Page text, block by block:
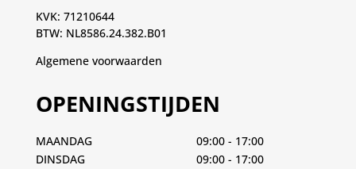
KVK: 71210644
BTW: NL8586.24.382.B01
Algemene voorwaarden
OPENINGSTIJDEN
MAANDAG
09:00 - 17:00
DINSDAG
09:00 - 17:00